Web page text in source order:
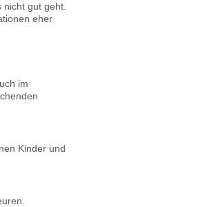
nicht gut geht.
eher
im
Kinder und